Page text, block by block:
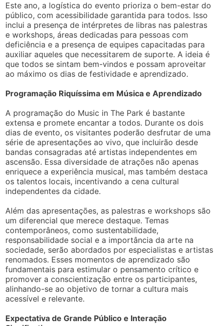
Este ano, a logística do evento prioriza o bem-estar do
público, com acessibilidade garantida para todos. Isso
inclui a presença de intérpretes de libras nas palestras
e workshops, áreas dedicadas para pessoas com
deficiência e a presença de equipes capacitadas para
auxiliar aqueles que necessitarem de suporte. A ideia é
que todos se sintam bem-vindos e possam aproveitar
ao máximo os dias de festividade e aprendizado.
Programação Riquíssima em Música e Aprendizado
A programação do Music in The Park é bastante
extensa e promete encantar a todos. Durante os dois
dias de evento, os visitantes poderão desfrutar de uma
série de apresentações ao vivo, que incluirão desde
bandas consagradas até artistas independentes em
ascensão. Essa diversidade de atrações não apenas
enriquece a experiência musical, mas também destaca
os talentos locais, incentivando a cena cultural
independentes da cidade.
Além das apresentações, as palestras e workshops são
um diferencial que merece destaque. Temas
contemporâneos, como sustentabilidade,
responsabilidade social e a importância da arte na
sociedade, serão abordados por especialistas e artistas
renomados. Esses momentos de aprendizado são
fundamentais para estimular o pensamento crítico e
promover a conscientização entre os participantes,
alinhando-se ao objetivo de tornar a cultura mais
acessível e relevante.
Expectativa de Grande Público e Interação